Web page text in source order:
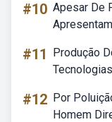
#10 Apesar De
#11
Produção
#12 Por
Homem